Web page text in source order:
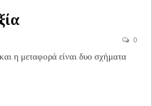
0
η μεταφορά είναι δυο σχήματα